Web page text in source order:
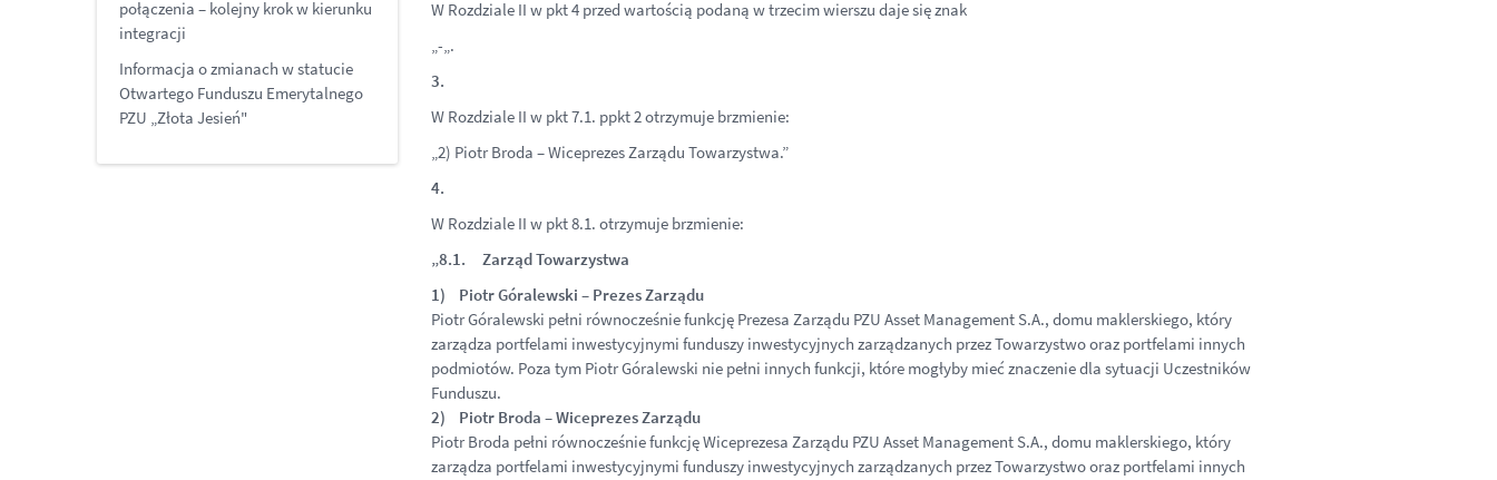
połączenia – kolejny krok w kierunku
integracji
Informacja o zmianach w statucie
Otwartego Funduszu Emerytalnego
PZU „Złota Jesień"
W Rozdziale II w pkt 4 przed wartością podaną w trzecim wierszu daje się znak
„-„.
3.
W Rozdziale II w pkt 7.1. ppkt 2 otrzymuje brzmienie:
„2) Piotr Broda – Wiceprezes Zarządu Towarzystwa.”
4.
W Rozdziale II w pkt 8.1. otrzymuje brzmienie:
„8.1. Zarząd Towarzystwa
1) Piotr Góralewski – Prezes Zarządu
Piotr Góralewski pełni równocześnie funkcję Prezesa Zarządu PZU Asset Management S.A., domu maklerskiego, który
zarządza portfelami inwestycyjnymi funduszy inwestycyjnych zarządzanych przez Towarzystwo oraz portfelami innych
podmiotów. Poza tym Piotr Góralewski nie pełni innych funkcji, które mogłyby mieć znaczenie dla sytuacji Uczestników
Funduszu.
2) Piotr Broda – Wiceprezes Zarządu
Piotr Broda pełni równocześnie funkcję Wiceprezesa Zarządu PZU Asset Management S.A., domu maklerskiego, który
zarządza portfelami inwestycyjnymi funduszy inwestycyjnych zarządzanych przez Towarzystwo oraz portfelami innych